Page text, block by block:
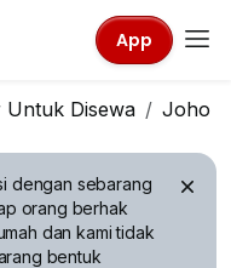
App
Untuk Disewa Johor
dengan sebarang
orang berhak
dan kami tidak
bentuk